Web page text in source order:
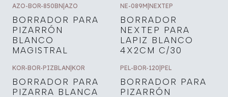
AZO-BOR-850BN|AZO
BORRADOR PARA
PIZARRÓN
BLANCO
MAGISTRAL
NE-089M|NEXTEP
BORRADOR
NEXTEP PARA
LAPIZ BLANCO
4X2CM C/30
KOR-BOR-PIZBLAN KOR
BORRADOR PARA
PIZARRA BLANCA
PEL-BOR-120 PEL
BORRADOR PARA
PIZARRÓN